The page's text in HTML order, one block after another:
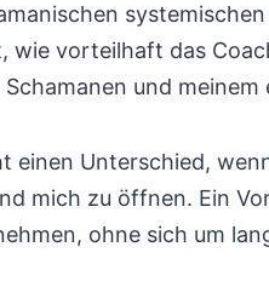
wie vorteilhaft das
und
einen Unterschied,
mich zu öffnen. Ein
ohne sich um